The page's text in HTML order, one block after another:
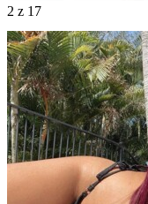
2 z 17